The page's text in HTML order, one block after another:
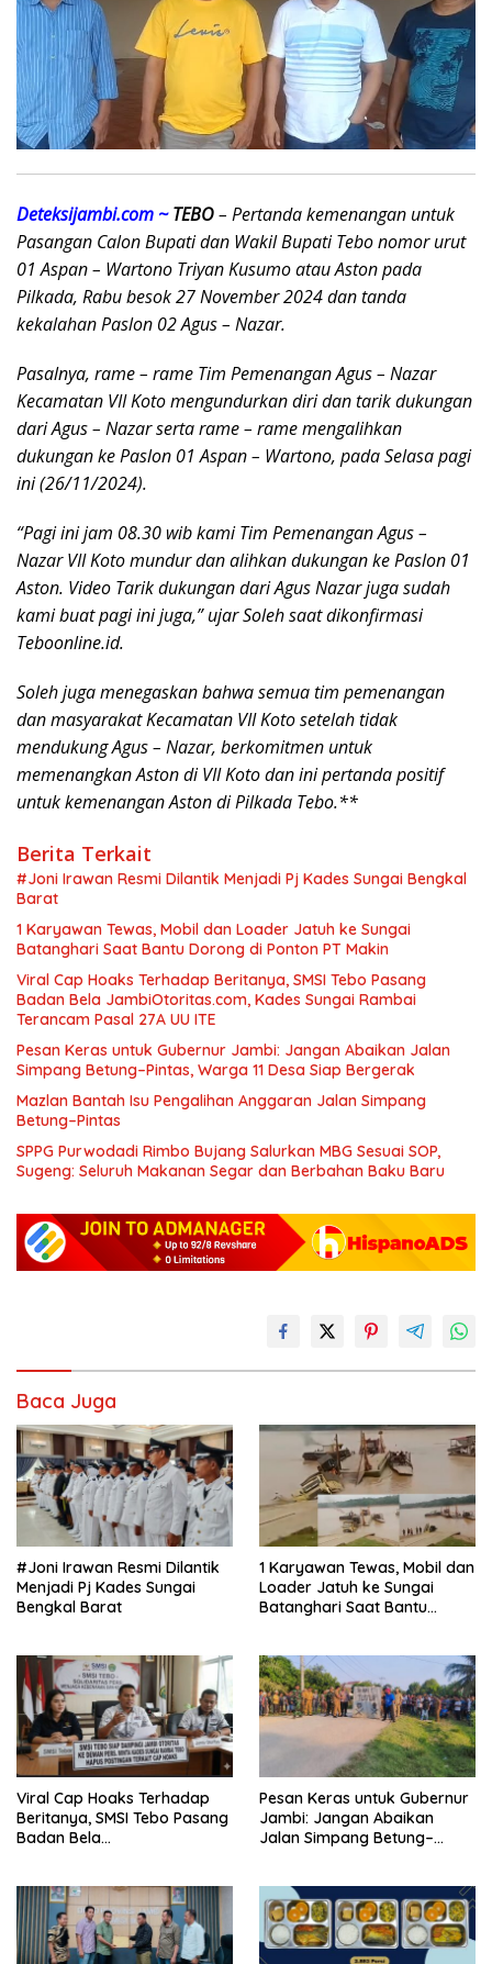
Deteksijambi.com ~ TEBO– Pertanda kemenangan untuk
Pasangan Calon Bupati dan Wakil Bupati Tebo nomor urut
01 Aspan – Wartono Triyan Kusumo atau Aston pada
Pilkada, Rabu besok 27 November 2024 dan tanda
kekalahan Paslon 02 Agus – Nazar.
Pasalnya, rame – rame Tim Pemenangan Agus – Nazar
Kecamatan VII Koto mengundurkan diri dan tarik dukungan
dari Agus – Nazar serta rame – rame mengalihkan
dukungan ke Paslon 01 Aspan – Wartono, pada Selasa pagi
ini (26/11/2024).
“Pagi ini jam 08.30 wib kami Tim Pemenangan Agus –
Nazar VII Koto mundur dan alihkan dukungan ke Paslon 01
Aston. Video Tarik dukungan dari Agus Nazar juga sudah
kami buat pagi ini juga,” ujar Soleh saat dikonfirmasi
Teboonline.id.
Soleh juga menegaskan bahwa semua tim pemenangan
dan masyarakat Kecamatan VII Koto setelah tidak
mendukung Agus – Nazar, berkomitmen untuk
memenangkan Aston di VII Koto dan ini pertanda positif
untuk kemenangan Aston di Pilkada Tebo.**
Berita Terkait
#Joni Irawan Resmi Dilantik Menjadi Pj Kades Sungai Bengkal
Barat
1 Karyawan Tewas, Mobil dan Loader Jatuh ke Sungai
Batanghari Saat Bantu Dorong di Ponton PT Makin
Viral Cap Hoaks Terhadap Beritanya, SMSI Tebo Pasang
Badan Bela JambiOtoritas.com, Kades Sungai Rambai
Terancam Pasal 27A UU ITE
Pesan Keras untuk Gubernur Jambi: Jangan Abaikan Jalan
Simpang Betung–Pintas, Warga 11 Desa Siap Bergerak
Mazlan Bantah Isu Pengalihan Anggaran Jalan Simpang
Betung–Pintas
SPPG Purwodadi Rimbo Bujang Salurkan MBG Sesuai SOP,
Sugeng: Seluruh Makanan Segar dan Berbahan Baku Baru
Baca Juga
#Joni Irawan Resmi Dilantik
Menjadi Pj Kades Sungai
Bengkal Barat
1 Karyawan Tewas, Mobil dan
Loader Jatuh ke Sungai
Batanghari Saat Bantu
Viral Cap Hoaks Terhadap
Beritanya, SMSI Tebo Pasang
Badan Bela
Pasal 27A UU ITE
Pesan Keras untuk Gubernur
Jambi: Jangan Abaikan
Jalan Simpang Betung–